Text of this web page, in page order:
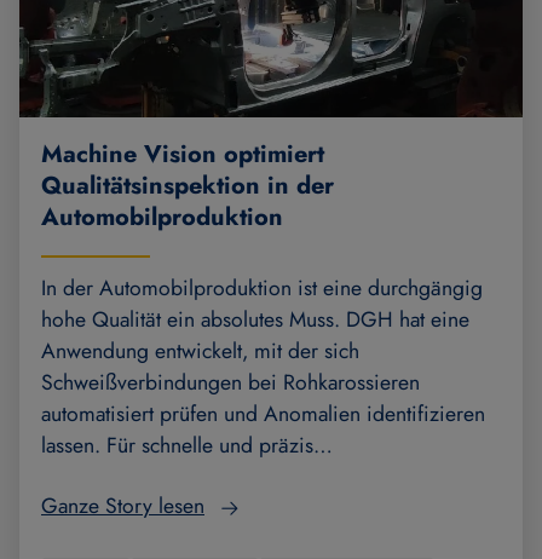
Machine Vision optimiert
Qualitätsinspektion in der
Automobilproduktion
In der Automobilproduktion ist eine durchgängig
hohe Qualität ein absolutes Muss. DGH hat eine
Anwendung entwickelt, mit der sich
Schweißverbindungen bei Rohkarossieren
automatisiert prüfen und Anomalien identifizieren
lassen. Für schnelle und präzis…
Ganze Story lesen